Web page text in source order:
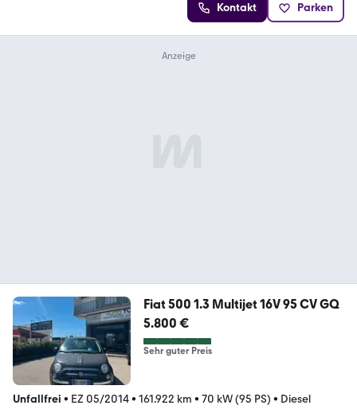
Kontakt Parken
Fiat 500 1.3 Multijet 16V 95 CV GQ
5.800 €
Sehr guter Preis
Unfallfrei • EZ 05/2014• 161.922 km • 70 kW (95 PS) • Diesel